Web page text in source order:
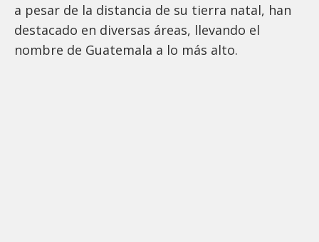
a pesar de la distancia de su tierra natal, han
destacado en diversas áreas, llevando el
nombre de Guatemala a lo más alto.